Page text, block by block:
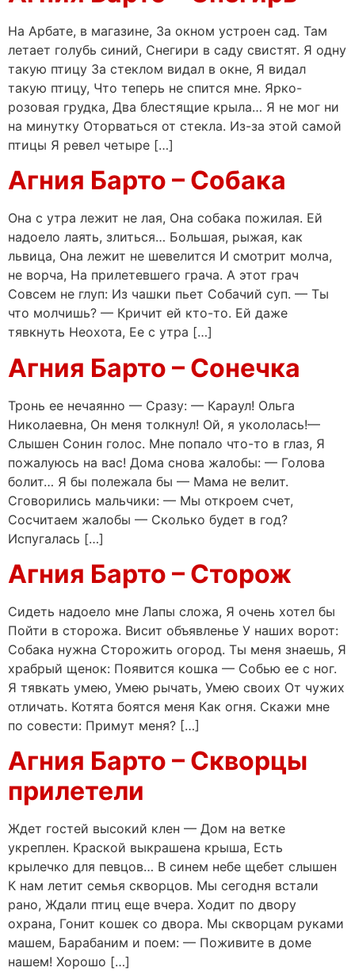
На Арбате, в магазине, За окном устроен сад. Там
летает голубь синий, Снегири в саду свистят. Я одну
такую птицу За стеклом видал в окне, Я видал
такую птицу, Что теперь не спится мне. Ярко-
розовая грудка, Два блестящие крыла… Я не мог ни
на минутку Оторваться от стекла. Из-за этой самой
птицы Я ревел четыре […]
Агния Барто – Собака
Она с утра лежит не лая, Она собака пожилая. Ей
надоело лаять, злиться… Большая, рыжая, как
львица, Она лежит не шевелится И смотрит молча,
не ворча, На прилетевшего грача. А этот грач
Совсем не глуп: Из чашки пьет Собачий суп. — Ты
что молчишь? — Кричит ей кто-то. Ей даже
тявкнуть Неохота, Ее с утра […]
Агния Барто – Сонечка
Тронь ее нечаянно — Сразу: — Караул! Ольга
Николаевна, Он меня толкнул! Ой, я укололась!—
Слышен Сонин голос. Мне попало что-то в глаз, Я
пожалуюсь на вас! Дома снова жалобы: — Голова
болит… Я бы полежала бы — Мама не велит.
Сговорились мальчики: — Мы откроем счет,
Сосчитаем жалобы — Сколько будет в год?
Испугалась […]
Агния Барто – Сторож
Сидеть надоело мне Лапы сложа, Я очень хотел бы
Пойти в сторожа. Висит объявленье У наших ворот:
Собака нужна Сторожить огород. Ты меня знаешь, Я
храбрый щенок: Появится кошка — Собью ее с ног.
Я тявкать умею, Умею рычать, Умею своих От чужих
отличать. Котята боятся меня Как огня. Скажи мне
по совести: Примут меня? […]
Агния Барто – Скворцы
прилетели
Ждет гостей высокий клен — Дом на ветке
укреплен. Краской выкрашена крыша, Есть
крылечко для певцов… В синем небе щебет слышен
К нам летит семья скворцов. Мы сегодня встали
рано, Ждали птиц еще вчера. Ходит по двору
охрана, Гонит кошек со двора. Мы скворцам руками
машем, Барабаним и поем: — Поживите в доме
нашем! Хорошо […]